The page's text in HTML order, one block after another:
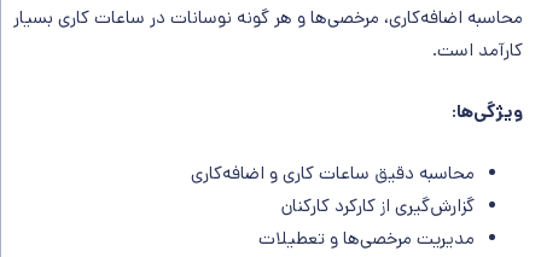
محاسبه اضافه‌کاری، مرخصی‌ها و هر گونه نوسانات در ساعات کاری بسیار
کارآمد است.
ویژگی‌ها:
محاسبه دقیق ساعات کاری و اضافه‌کاری
گزارش‌گیری از کارکرد کارکنان
مدیریت مرخصی‌ها و تعطیلات